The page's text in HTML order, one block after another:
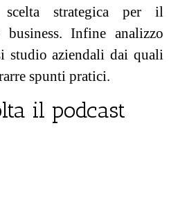
scelta strategica per il
business. Infine analizzo
studio aziendali dai quali
spunti pratici.
il podcast